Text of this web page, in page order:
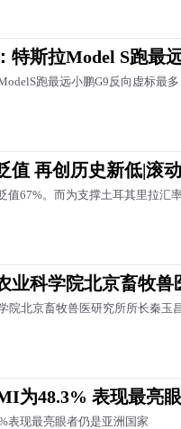
特斯拉Model S跑最
跑最远小鹏G9反向虚标最多
值 再创历史新低|滚动
值67%。而为支撑土耳其里拉汇
业科学院北京畜牧兽
北京畜牧兽医研究所所长秦玉
为48.3% 表现最亮
表现最亮眼者仍是亚洲国家